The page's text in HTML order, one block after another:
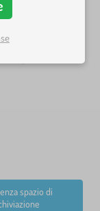
spazio di